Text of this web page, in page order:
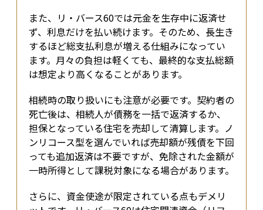
また、リ・バース60では元金を生存中に返済せ
ず、利息だけを払い続けます。そのため、長生き
するほど総支払利息が増える仕組みになってい
ます。月々の負担は軽くても、最終的な支払総額
は想定より高くなることがあります。
相続時の取り扱いにも注意が必要です。契約者の
死亡後は、相続人が債務を一括で返済するか、
担保となっている住宅を売却して清算します。ノ
ンリコース型を選んでいれば売却額が残債を下回
っても追加返済は不要ですが、免除された金額が
一時所得として課税対象になる場合があります。
さらに、資金使途が限定されている点もデメリ